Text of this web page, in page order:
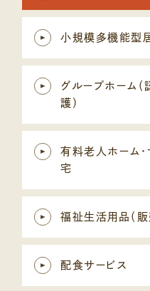
小規模多機能型
グループホーム
護）
有料老人ホーム
宅
福祉生活用品（販
配食サービス